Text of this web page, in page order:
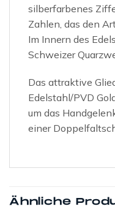
silberfarbenes
Zahlen, das den
Im Innern des
Schweizer
Das attraktive
Edelstahl/PVD
um das
einer
Ähnliche